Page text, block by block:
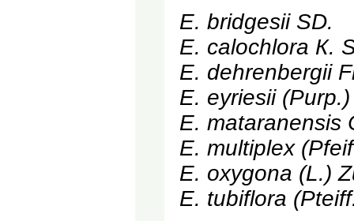
Е. bridgesii SD.
Е. calochlora К.
Е. dehrenbergii
Е. eyriesii
Е. mataranensis
Е. multiplex
Е. oxygona (L.)
Е. tubiflora